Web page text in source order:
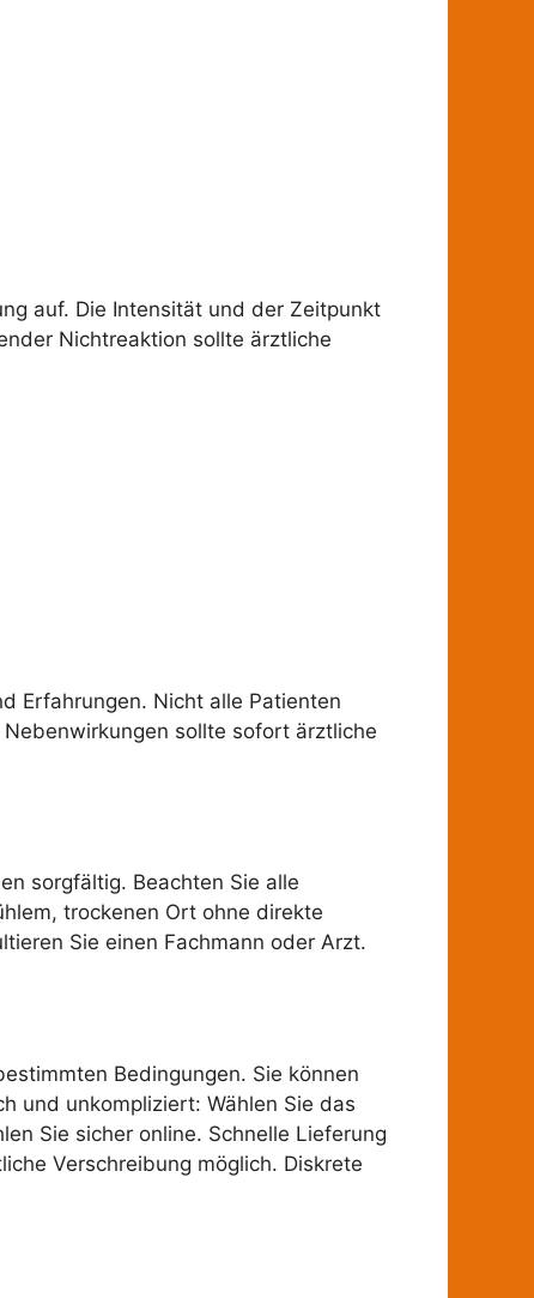
auf. Die Intensität und der Zeitpunkt
Nichtreaktion sollte ärztliche
Erfahrungen. Nicht alle Patienten
sollte sofort ärztliche
sorgfältig. Beachten Sie alle
trockenen Ort ohne direkte
Sie einen Fachmann oder Arzt.
Bedingungen. Sie können
und unkompliziert: Wählen Sie das
Sie sicher online. Schnelle Lieferung
Verschreibung möglich. Diskrete